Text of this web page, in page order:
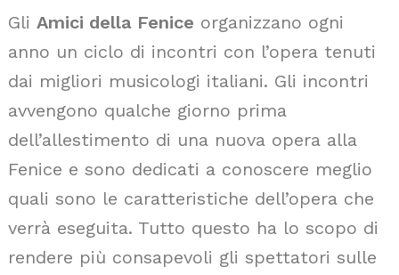
Gli Amici della Fenice organizzano ogni
anno un ciclo di incontri con l’opera tenuti
dai migliori musicologi italiani. Gli incontri
avvengono qualche giorno prima
dell’allestimento di una nuova opera alla
Fenice e sono dedicati a conoscere meglio
quali sono le caratteristiche dell’opera che
verrà eseguita. Tutto questo ha lo scopo di
rendere più consapevoli gli spettatori sulle